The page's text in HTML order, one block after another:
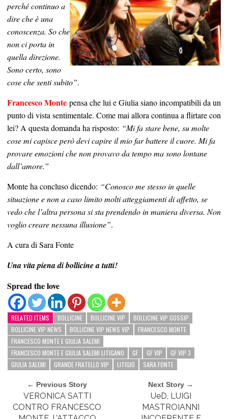
perché continuo a
dire che è una
conoscenza. So che
non ci porta in
quella direzione.
Sono certo, sono
cose che senti subito”.
Francesco Monte pensa che lui e Giulia siano incompatibili da un
punto di vista sentimentale. Come mai allora continua a flirtare con
lei? A questa domanda ha risposto: “Mi fa stare bene, su molte
cose mi capisce però devi capire il mio far battere il cuore. Mi fa
provare emozioni che non provavo da tempo ma sono lontane
dall’amore.”
Monte ha concluso dicendo: “Conosco me stesso in quelle
situazione e non a caso limito molti atteggiamenti di affetto, se
vedo che l’altra persona si sta prendendo in maniera diversa. Non
voglio creare nessuna illusione”.
A cura di Sara Fonte
Una vita piena di bollicine a tutti!
Spread the love
RELATED ITEMS BOLLICINE BOLLICINE VIP
BOLLICINE VIP GOSSIP
BOLLICINE VIP NEWS
BOLLICINE VIP NEWS VIP
FRANCESCO MONTE
FRANCESCO MONTE E GIULIA SALEMI
FRANCESCO MONTE E GIULIA SALEMI LITIGANO
GF GF VIP
GF VIP 3
GIULIA SALEMI
GRANDE FRATELLO VIP LITIGIO SARA FONTE
← Previous Story
VERONICA SATTI
CONTRO FRANCESCO
Next Story →
UeD, LUIGI
MASTROIANNI